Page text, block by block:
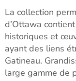
La collection
d’Ottawa
historiques et
ayant des liens
Gatineau.
large gamme de